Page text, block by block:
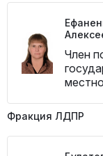
Член
Фракция ЛДПР